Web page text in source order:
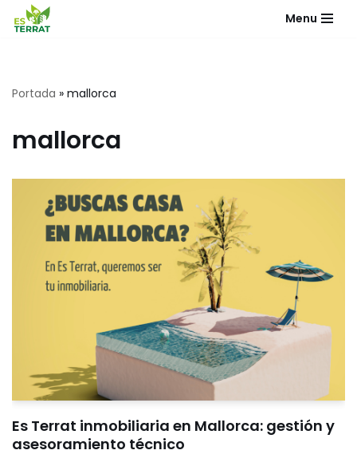
Menu
Portada » mallorca
mallorca
Es Terrat inmobiliaria en Mallorca: gestión y
asesoramiento técnico